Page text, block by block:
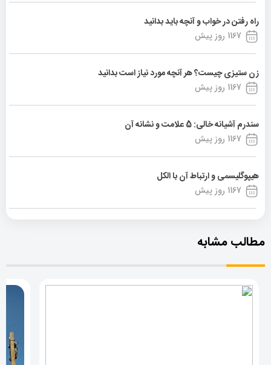
راه رفتن در خواب و آنچه باید بدانید
1167 روز پیش
زن ستیزی چیست؟ هر آنچه مورد نیاز است بدانید
1167 روز پیش
سندرم آشیانه خالی: 5 علامت و نشانه آن
1167 روز پیش
هیپوگلیسمی و ارتباط آن با الکل
1167 روز پیش
مطالب مشابه